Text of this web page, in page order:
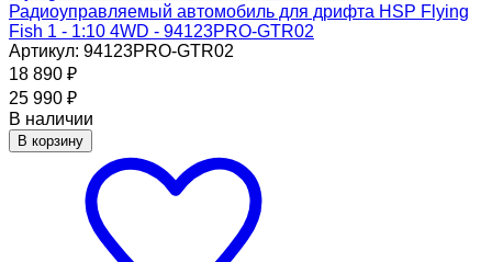
Радиоуправляемый автомобиль для дрифта HSP Flying
Fish 1 - 1:10 4WD - 94123PRO-GTR02
Артикул: 94123PRO-GTR02
18 890 ₽
25 990 ₽
В наличии
В корзину